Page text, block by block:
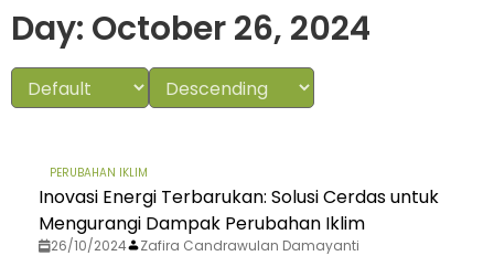
Day: October 26, 2024
PERUBAHAN IKLIM
Inovasi Energi Terbarukan: Solusi Cerdas untuk
Mengurangi Dampak Perubahan Iklim
26/10/2024 Zafira Candrawulan Damayanti